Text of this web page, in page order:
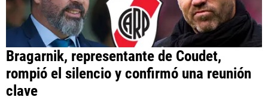
Bragarnik, representante de Coudet,
rompió el silencio y confirmó una reunión
clave